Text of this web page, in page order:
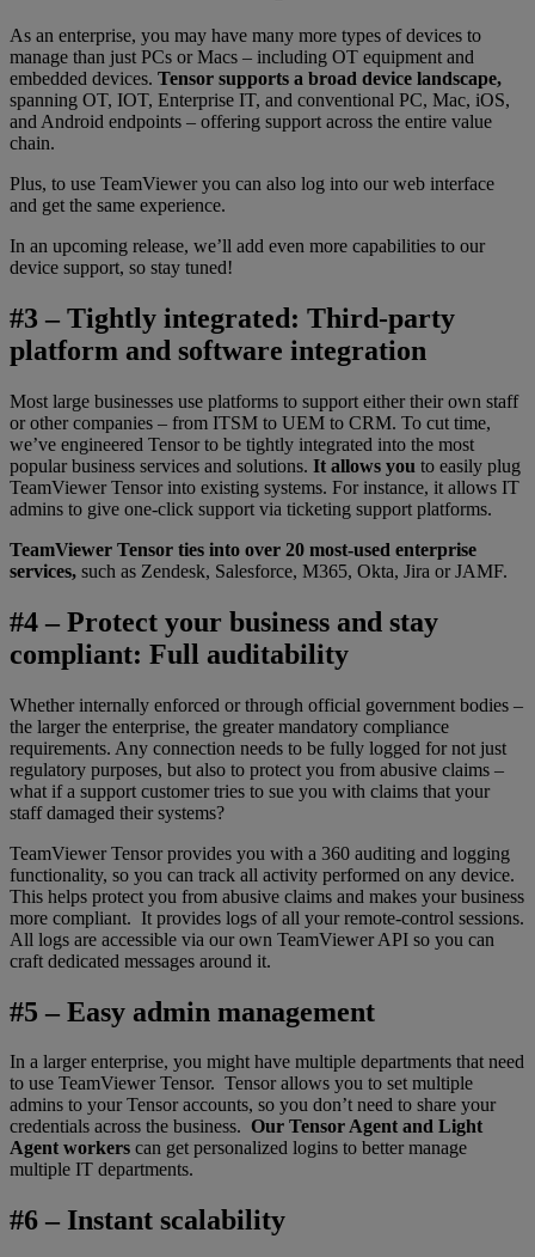
As an enterprise, you may have many more types of devices to
manage than just PCs or Macs – including OT equipment and
embedded devices. Tensor supports a broad device landscape,
spanning OT, IOT, Enterprise IT, and conventional PC, Mac, iOS,
and Android endpoints – offering support across the entire value
chain.
Plus, to use TeamViewer you can also log into our web interface
and get the same experience.
In an upcoming release, we’ll add even more capabilities to our
device support, so stay tuned!
#3 – Tightly integrated: Third-party
platform and software integration
Most large businesses use platforms to support either their own staff
or other companies – from ITSM to UEM to CRM. To cut time,
we’ve engineered Tensor to be tightly integrated into the most
popular business services and solutions. It allows you to easily plug
TeamViewer Tensor into existing systems. For instance, it allows IT
admins to give one-click support via ticketing support platforms.
TeamViewer Tensor ties into over 20 most-used enterprise
services, such as Zendesk, Salesforce, M365, Okta, Jira or JAMF.
#4 – Protect your business and stay
compliant: Full auditability
Whether internally enforced or through official government bodies –
the larger the enterprise, the greater mandatory compliance
requirements. Any connection needs to be fully logged for not just
regulatory purposes, but also to protect you from abusive claims –
what if a support customer tries to sue you with claims that your
staff damaged their systems?
TeamViewer Tensor provides you with a 360 auditing and logging
functionality, so you can track all activity performed on any device.
This helps protect you from abusive claims and makes your business
more compliant. It provides logs of all your remote-control sessions.
All logs are accessible via our own TeamViewer API so you can
craft dedicated messages around it.
#5 – Easy admin management
In a larger enterprise, you might have multiple departments that need
to use TeamViewer Tensor. Tensor allows you to set multiple
admins to your Tensor accounts, so you don’t need to share your
credentials across the business. Our Tensor Agent and Light
Agent workers can get personalized logins to better manage
multiple IT departments.
#6 – Instant scalability